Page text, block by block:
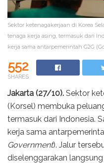
Sektor ketenagakerjaan di Korea
tenaga kerja asing, termasuk dari
kerja sama antarpemerintah G2G
552
SHARES
Jakarta (27/10). Sektor
(Korsel) membuka
termasuk dari Indonesia.
kerja sama
Government). Jalur
diselenggarakan